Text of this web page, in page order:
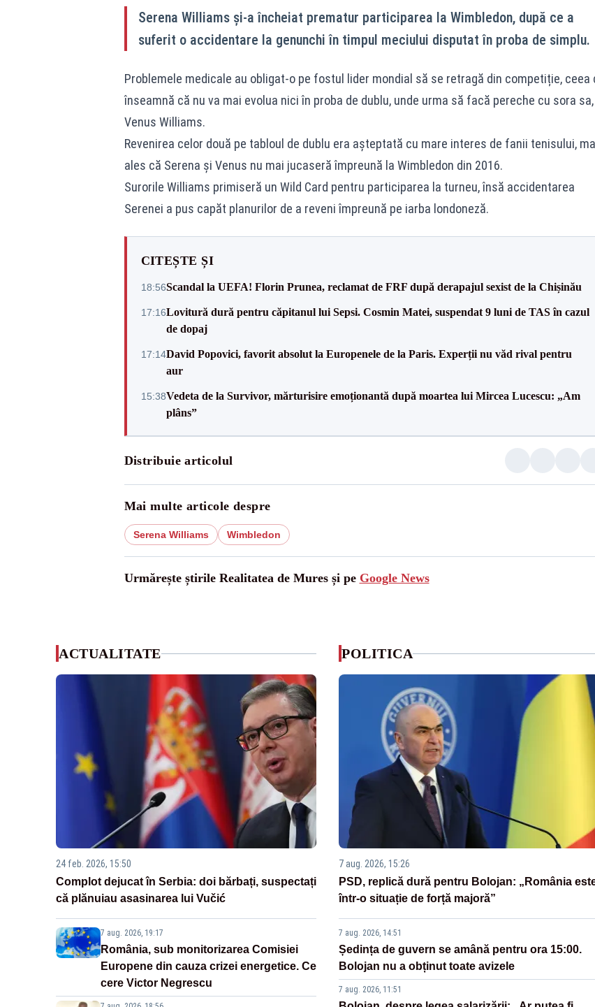
Serena Williams și-a încheiat prematur participarea la Wimbledon, după ce a
suferit o accidentare la genunchi în timpul meciului disputat în proba de simplu.
Problemele medicale au obligat-o pe fostul lider mondial să se retragă din competiție, ceea
înseamnă că nu va mai evolua nici în proba de dublu, unde urma să facă pereche cu sora sa,
Venus Williams.
Revenirea celor două pe tabloul de dublu era așteptată cu mare interes de fanii tenisului,
ales că Serena și Venus nu mai jucaseră împreună la Wimbledon din 2016.
Surorile Williams primiseră un Wild Card pentru participarea la turneu, însă accidentarea
Serenei a pus capăt planurilor de a reveni împreună pe iarba londoneză.
CITEȘTE ȘI
18:56Scandal la UEFA! Florin Prunea, reclamat de FRF după derapajul sexist de la Chișinău
17:16Lovitură dură pentru căpitanul lui Sepsi. Cosmin Matei, suspendat 9 luni de TAS în cazul
de dopaj
17:14David Popovici, favorit absolut la Europenele de la Paris. Experții nu văd rival pentru
aur
15:38Vedeta de la Survivor, mărturisire emoționantă după moartea lui Mircea Lucescu: „Am
plâns”
Distribuie articolul
Mai multe articole despre
Serena Williams Wimbledon
Urmărește știrile Realitatea de Mures și pe Google News
ACTUALITATE
24 feb. 2026, 15:50
Complot dejucat în Serbia: doi bărbați, suspectați
că plănuiau asasinarea lui Vučić
7 aug. 2026, 19:17
România, sub monitorizarea Comisiei
Europene din cauza crizei energetice. Ce
cere Victor Negrescu
POLITICA
7 aug. 2026, 15:26
PSD, replică dură pentru Bolojan: „România
într-o situație de forță majoră”
7 aug. 2026, 14:51
Ședința de guvern se amână pentru ora 15:00.
Bolojan nu a obținut toate avizele
7 aug. 2026, 11:51